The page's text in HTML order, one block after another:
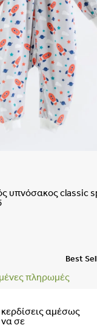
υπνόσακος classic
Best
πληρωμές
αμέσως
σε